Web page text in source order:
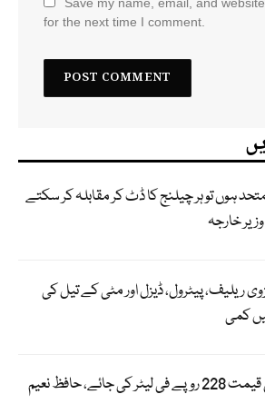
for the next time I comment.
ہوں تو ہر چیلنج کا ڈٹ کر مقابلہ کر سکتے
وزیر خارجہ
ریلیف، پیٹرول، ڈیزل اور مٹی کے تیل کی
کمی
پیٹرول کی قیمت 228 روپے فی لیٹر کی جائے، حافظ نعیم